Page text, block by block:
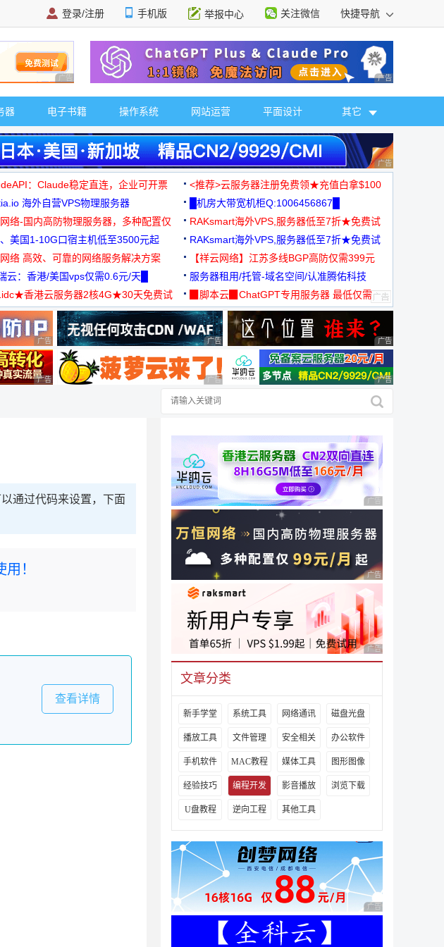
登录/注册 手机版 举报中心 关注微信 快捷导航
广告 商业广告，理性选择 广告 商业广告，理
器 电子书籍 操作系统 网站运营 平面设计 其它
广告 商业广告，理
：Claude稳定直连，企业可开票
<推荐>云服务器注册免费领★充值白拿$100
海外自营VPS物理服务器
█机房大带宽机柜Q:1006456867█
络-国内高防物理服务器，多种配置仅
月起
RAKsmart海外VPS,服务器低至7折★免费试
用★
美国1-10G口宿主机低至3500元起
RAKsmart海外VPS,服务器低至7折★免费试
用★
络 高效、可靠的网络服务解决方案
【祥云网络】江苏多线BGP高防仅需399元
云：香港/美国vps仅需0.6元/天█
服务器租用/托管-域名空间/认准腾佑科技
香港云服务器2核4G★30天免费试
▉脚本云▉ChatGPT专用服务器 最低仅需
19元/月
广告 商业广告，理性选择 广告 商业广告，理性选择 广告 商业广告，理
广告 商业广告，理性选择 广告 商业广告，理性选择 广告 商业广告，理
通过代码来设置，下面
！
查看详情
广告 商业广告，理性
广告 商业广告，理性
广告 商业广告，理性
文章分类
新手学堂 系统工具 网络通讯 磁盘光盘
播放工具 文件管理 安全相关 办公软件
手机软件 MAC教程 媒体工具 图形图像
经验技巧 编程开发 影音播放 浏览下载
U盘教程 逆向工程 其他工具
广告 商业广告，理性